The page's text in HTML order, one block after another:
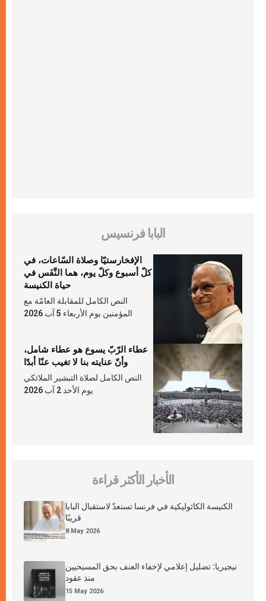
البابا فرنسيس
الإفخارستيّا وصلاة السّاعات، في
كلّ أسبوع وكلّ يوم، هما النَّفَس في
حياة الكنيسة
النص الكامل للمقابلة العامّة مع
المؤمنين يوم الأربعاء 5 آب 2026
عطاء الرّبّ يسوع هو عطاء شامل،
وأنّ عنايته بنا لا تغيب عنّا أبدًا
النص الكامل لصلاة التبشير الملائكي
يوم الأحد 2 آب 2026
الأخبار الأكثر قراءة
الكنيسة الكاثوليكية في فرنسا تستعدّ لاستقبال البابا
قريبًا
8 May 2026
نيجيريا: تضليل إعلامي لإخفاء العنف بحق المسيحيين
منذ عقود
15 May 2026